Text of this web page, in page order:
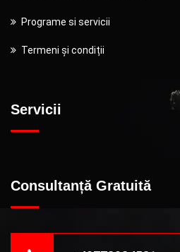
Programe si servicii
Termeni și condiții
Servicii
Consultanță Gratuită